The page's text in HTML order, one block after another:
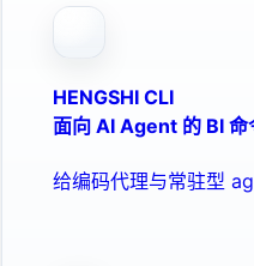
HENGSHI CLI
面向 AI Agent 的 BI 命
给编码代理与常驻型